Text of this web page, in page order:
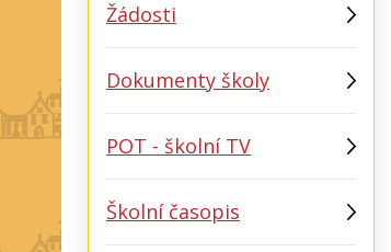
Žádosti
Dokumenty školy
POT - školní TV
Školní časopis